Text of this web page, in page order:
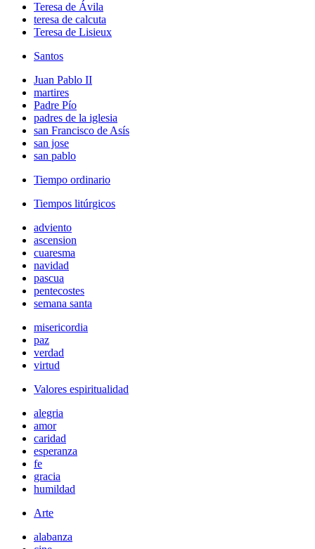
Teresa de Ávila
teresa de calcuta
Teresa de Lisieux
Santos
Juan Pablo II
martires
Padre Pío
padres de la iglesia
san Francisco de Asís
san jose
san pablo
Tiempo ordinario
Tiempos litúrgicos
adviento
ascension
cuaresma
navidad
pascua
pentecostes
semana santa
misericordia
paz
verdad
virtud
Valores espiritualidad
alegria
amor
caridad
esperanza
fe
gracia
humildad
Arte
alabanza